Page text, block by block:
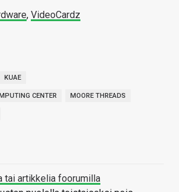
, VideoCardz
KUAE
CENTER MOORE THREADS
tai artikkelia foorumilla